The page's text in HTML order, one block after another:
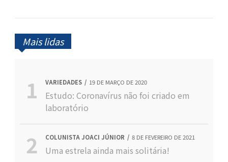
Mais lidas
VARIEDADES 19 DE MARÇO DE 2020
Estudo: Coronavírus não foi criado em
laboratório
COLUNISTA JOACI JÚNIOR 8 DE FEVEREIRO DE 2021
Uma estrela ainda mais solitária!